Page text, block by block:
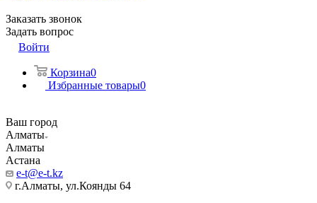
Заказать звонок
Задать вопрос
Войти
Корзина0
Избранные товары0
Ваш город
Алматы
Алматы
Астана
e-t@e-t.kz
г.Алматы, ул.Коянды 64